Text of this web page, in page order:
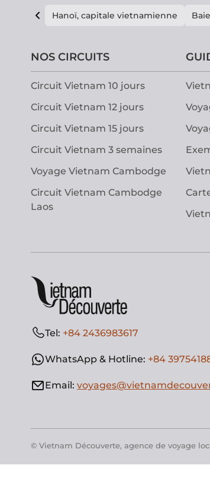
Hanoï, capitale vietnamienne
NOS CIRCUITS
Circuit Vietnam 10 jours
Circuit Vietnam 12 jours
Circuit Vietnam 15 jours
Circuit Vietnam 3 semaines
Voyage Vietnam Cambodge
Circuit Vietnam Cambodge
Laos
Tel: +84 2436983617
WhatsApp & Hotline: +84
Email:
© Vietnam Découverte, agence de voyage